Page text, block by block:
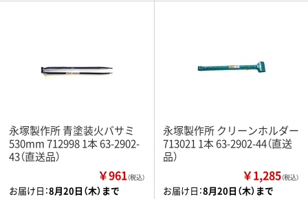
永塚製作所 青塗装火バサミ
530mm 712998 1本 63-2902-
43（直送品）
￥961（税込）
お届け日：8月20日（木）まで
永塚製作所 クリーンホルダー
713021 1本 63-2902-44（直送
品）
￥1,285（税込）
お届け日：8月20日（木）まで